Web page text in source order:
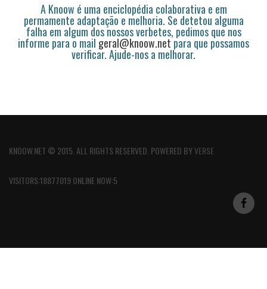
A Knoow é uma enciclopédia colaborativa e em
permamente adaptação e melhoria. Se detetou alguma
falha em algum dos nossos verbetes, pedimos que nos
informe para o mail geral@knoow.netpara que possamos
verificar. Ajude-nos a melhorar.
KNOOW.NET © 2015. ALL RIGHTS RESERVED. POWERED BYVERSE
VISITORS:18877019 ONLINE NOW:5